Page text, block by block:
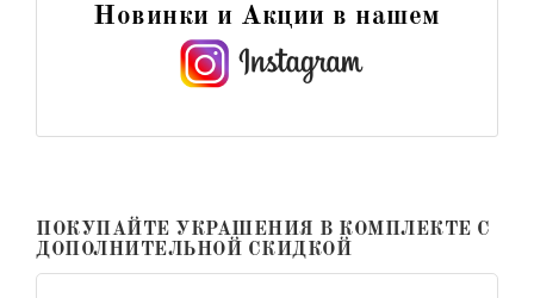
Новинки и Акции в нашем
ПОКУПАЙТЕ УКРАШЕНИЯ В КОМПЛЕКТЕ С
ДОПОЛНИТЕЛЬНОЙ СКИДКОЙ